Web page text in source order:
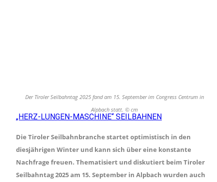
Der Tiroler Seilbahntag 2025 fand am 15. September im Congress Centrum in
Alpbach statt. © cm
„HERZ-LUNGEN-MASCHINE“ SEILBAHNEN
Die Tiroler Seilbahnbranche startet optimistisch in den
diesjährigen Winter und kann sich über eine konstante
Nachfrage freuen. Thematisiert und diskutiert beim Tiroler
Seilbahntag 2025 am 15. September in Alpbach wurden auch